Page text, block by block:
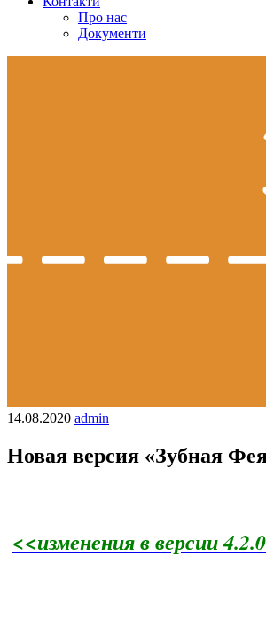
Про нас
Документи
14.08.2020 admin
Новая версия «Зубная
<<изменения в версии